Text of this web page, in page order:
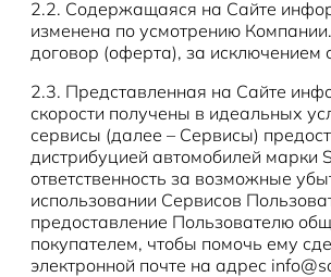
2.2. Содержащаяся на Сайте
изменена по усмотрению
договор (оферта), за исключением
2.3. Представленная на Сайте
скорости получены в идеальных
сервисы (далее – Сервисы)
дистрибуцией автомобилей марки
ответственность за возможные
использовании Сервисов
предоставление Пользователю
покупателем, чтобы помочь ему
электронной почте на адрес